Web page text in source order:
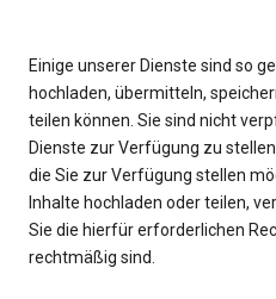
Einige unserer Dienste sind so
hochladen, übermitteln,
teilen können. Sie sind nicht
Dienste zur Verfügung zu
die Sie zur Verfügung stellen
Inhalte hochladen oder teilen,
Sie die hierfür erforderlichen
rechtmäßig sind.